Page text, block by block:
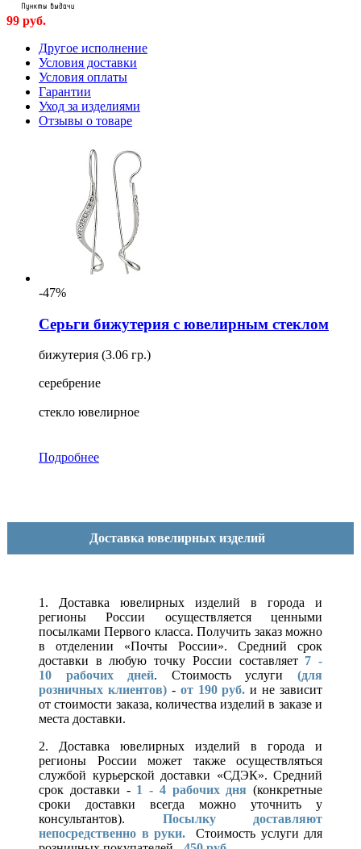
99 руб.
Другое исполнение
Условия доставки
Условия оплаты
Гарантии
Уход за изделиями
Отзывы о товаре
-47%
Серьги бижутерия с ювелирным стеклом
бижутерия (3.06 гр.)
серебрение
стекло ювелирное
Подробнее
Доставка ювелирных изделий
1. Доставка ювелирных изделий в города и
регионы России осуществляется ценными
посылками Первого класса. Получить заказ можно
в отделении «Почты России». Средний срок
доставки в любую точку России составляет 7 -
10 рабочих дней. Стоимость услуги(для
розничных клиентов)- от 190 руб. и не зависит
от стоимости заказа, количества изделий в заказе и
места доставки.
2. Доставка ювелирных изделий в города и
регионы России может также осуществляться
службой курьерской доставки «СДЭК». Средний
срок доставки - 1 - 4 рабочих дня (конкретные
сроки доставки всегда можно уточнить у
консультантов). Посылку доставляют
непосредственно в руки.
Стоимость услуги для